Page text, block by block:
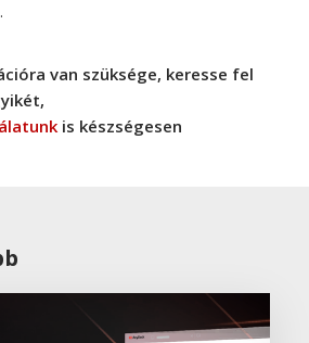
van szüksége, keresse fel
is készségesen